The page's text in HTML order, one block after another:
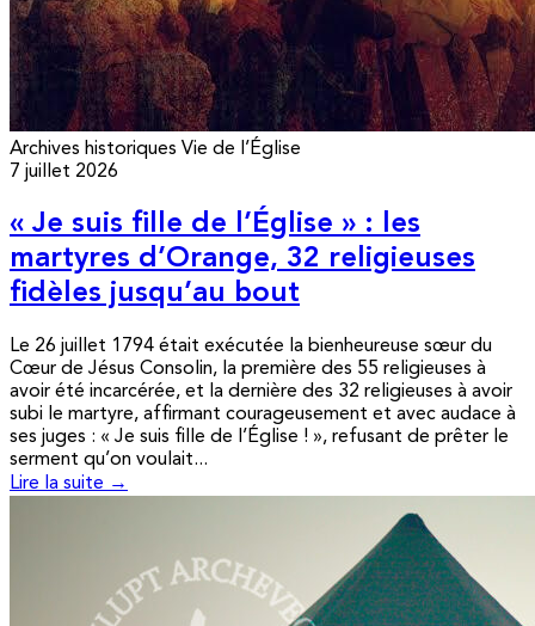
Archives historiques Vie de l’Église
7 juillet 2026
« Je suis fille de l’Église » : les
martyres d’Orange, 32 religieuses
fidèles jusqu’au bout
Le 26 juillet 1794 était exécutée la bienheureuse sœur du
Cœur de Jésus Consolin, la première des 55 religieuses à
avoir été incarcérée, et la dernière des 32 religieuses à avoir
subi le martyre, affirmant courageusement et avec audace à
ses juges : « Je suis fille de l’Église ! », refusant de prêter le
serment qu’on voulait...
Lire la suite →